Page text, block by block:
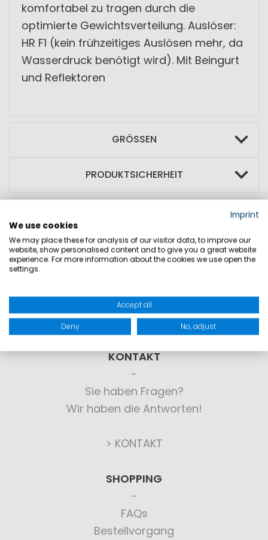
komfortabel zu tragen durch die
optimierte Gewichtsverteilung. Auslöser:
HR F1 (kein frühzeitiges Auslösen mehr, da
Wasserdruck benötigt wird). Mit Beingurt
und Reflektoren
GRÖSSEN
PRODUKTSICHERHEIT
KONTAKT
Sie haben Fragen?
Wir haben die Antworten!
> KONTAKT
SHOPPING
FAQs
Bestellvorgang
Imprint
We use cookies
We may place these for analysis of our visitor data, to improve our
website, show personalised content and to give you a great website
experience. For more information about the cookies we use open the
settings.
Accept all
Deny No, adjust